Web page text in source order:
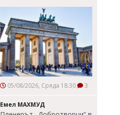
05/08/2026, Сряда 18:30 3
Емел МАХМУД